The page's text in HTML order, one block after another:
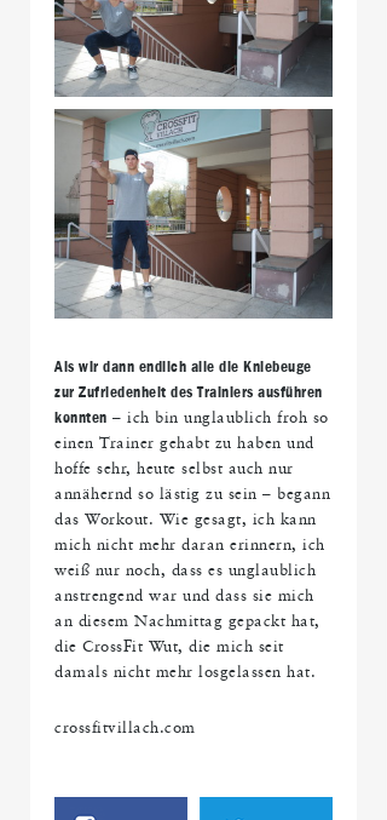
Als wir dann endlich alle die Kniebeuge
zur Zufriedenheit des Trainiers ausführen
konnten – ich bin unglaublich froh so
einen Trainer gehabt zu haben und
hoffe sehr, heute selbst auch nur
annähernd so lästig zu sein – begann
das Workout. Wie gesagt, ich kann
mich nicht mehr daran erinnern, ich
weiß nur noch, dass es unglaublich
anstrengend war und dass sie mich
an diesem Nachmittag gepackt hat,
die CrossFit Wut, die mich seit
damals nicht mehr losgelassen hat.
crossfitvillach.com